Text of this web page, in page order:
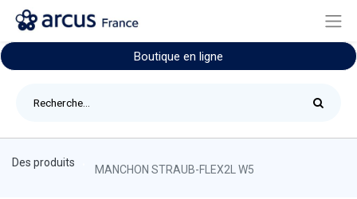
Boutique en ligne
Des produits
MANCHON STRAUB-FLEX2L W5